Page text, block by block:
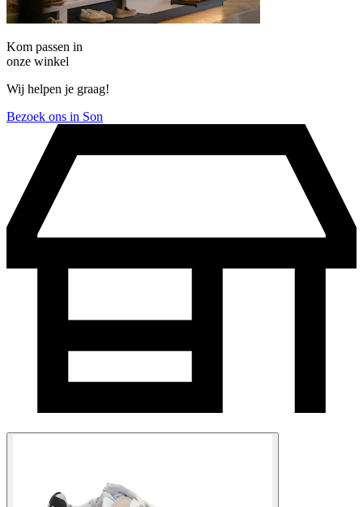
Kom passen in
onze winkel
Wij helpen je graag!
Bezoek ons in Son